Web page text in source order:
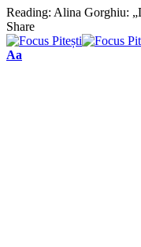
Reading: Alina Gorghiu:
Share
Font
Aa